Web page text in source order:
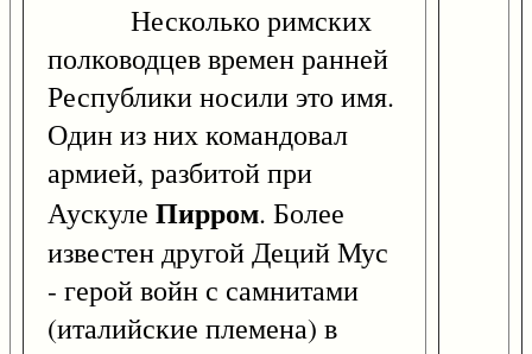
Несколько римских
полководцев времен ранней
Республики носили это имя.
Один из них командовал
армией, разбитой при
Аускуле Пирром. Более
известен другой Деций Мус
- герой войн с самнитами
(италийские племена) в